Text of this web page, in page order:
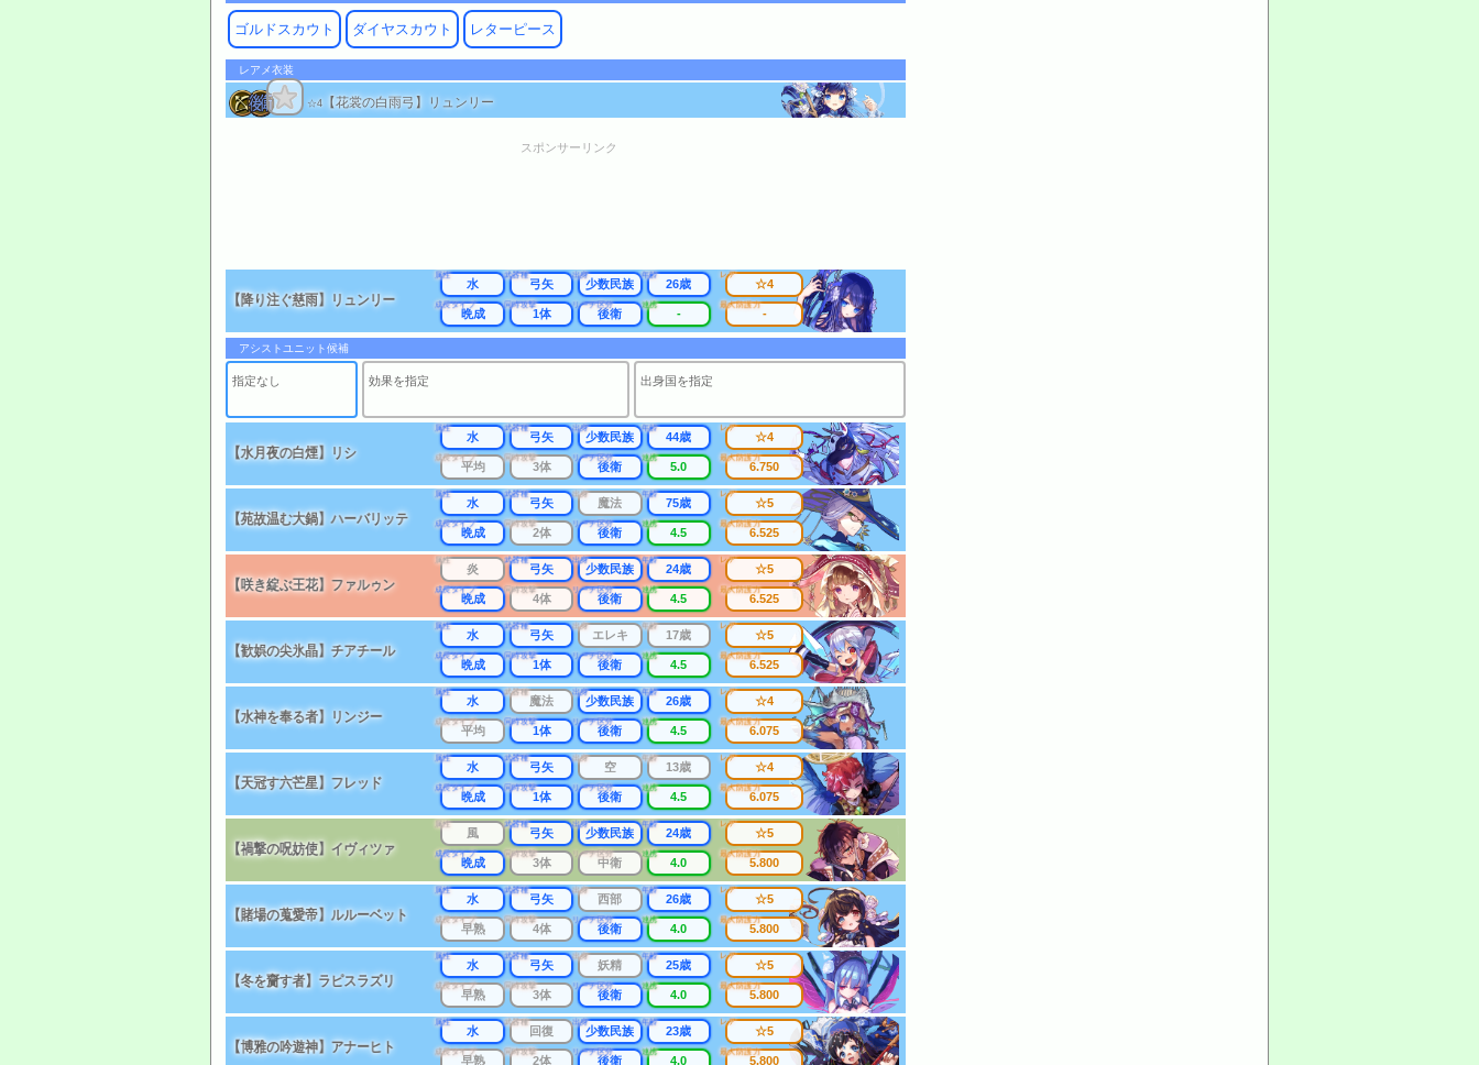
ゴルドスカウト ダイヤスカウト レターピース
レアメ衣装
☆4 【花裳の白雨弓】リュンリー
スポンサーリンク
【降り注ぐ慈雨】リュンリー
属性
水
武器種
弓矢
出身
少数民族
年齢
26歳
成長タイプ
晩成
同時攻撃
1体
リーチ区分
後衛
連携
-
レア
☆4
最大防護力
-
アシストユニット候補
指定なし 効果を指定 出身国を指定
【水月夜の白煙】リシ
属性
水
武器種
弓矢
出身
少数民族
年齢
44歳
成長タイプ
平均
同時攻撃
3体
リーチ区分
後衛
連携
5.0
レア
☆4
最大防護力
6.750
【苑故温む大鍋】ハーバリッテ
属性
水
武器種
弓矢
出身
魔法
年齢
75歳
成長タイプ
晩成
同時攻撃
2体
リーチ区分
後衛
連携
4.5
レア
☆5
最大防護力
6.525
【咲き綻ぶ王花】ファルゥン
属性
炎
武器種
弓矢
出身
少数民族
年齢
24歳
成長タイプ
晩成
同時攻撃
4体
リーチ区分
後衛
連携
4.5
レア
☆5
最大防護力
6.525
【歓娯の尖氷晶】チアチール
属性
水
武器種
弓矢
出身
エレキ
年齢
17歳
成長タイプ
晩成
同時攻撃
1体
リーチ区分
後衛
連携
4.5
レア
☆5
最大防護力
6.525
【水神を奉る者】リンジー
属性
水
武器種
魔法
出身
少数民族
年齢
26歳
成長タイプ
平均
同時攻撃
1体
リーチ区分
後衛
連携
4.5
レア
☆4
最大防護力
6.075
【天冠す六芒星】フレッド
属性
水
武器種
弓矢
出身
空
年齢
13歳
成長タイプ
晩成
同時攻撃
1体
リーチ区分
後衛
連携
4.5
レア
☆4
最大防護力
6.075
【禍撃の呪妨使】イヴィツァ
属性
風
武器種
弓矢
出身
少数民族
年齢
24歳
成長タイプ
晩成
同時攻撃
3体
リーチ区分
中衛
連携
4.0
レア
☆5
最大防護力
5.800
【賭場の蒐愛帝】ルルーベット
属性
水
武器種
弓矢
出身
西部
年齢
26歳
成長タイプ
早熟
同時攻撃
4体
リーチ区分
後衛
連携
4.0
レア
☆5
最大防護力
5.800
【冬を齎す者】ラピスラズリ
属性
水
武器種
弓矢
出身
妖精
年齢
25歳
成長タイプ
早熟
同時攻撃
3体
リーチ区分
後衛
連携
4.0
レア
☆5
最大防護力
5.800
【博雅の吟遊神】アナーヒト
属性
水
武器種
回復
出身
少数民族
年齢
23歳
成長タイプ
早熟
同時攻撃
2体
リーチ区分
後衛
連携
4.0
レア
☆5
最大防護力
5.800